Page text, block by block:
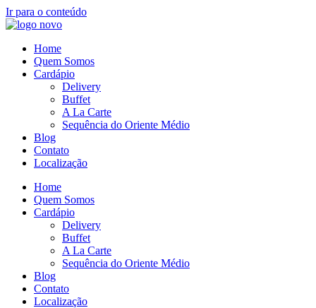
Ir para o conteúdo
Home
Quem Somos
Cardápio
Delivery
Buffet
A La Carte
Sequência do Oriente Médio
Blog
Contato
Localização
Home
Quem Somos
Cardápio
Delivery
Buffet
A La Carte
Sequência do Oriente Médio
Blog
Contato
Localização